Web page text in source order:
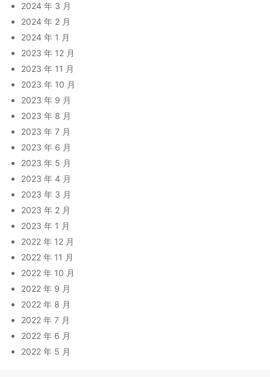
2024 年 3 月
2024 年 2 月
2024 年 1 月
2023 年 12 月
2023 年 11 月
2023 年 10 月
2023 年 9 月
2023 年 8 月
2023 年 7 月
2023 年 6 月
2023 年 5 月
2023 年 4 月
2023 年 3 月
2023 年 2 月
2023 年 1 月
2022 年 12 月
2022 年 11 月
2022 年 10 月
2022 年 9 月
2022 年 8 月
2022 年 7 月
2022 年 6 月
2022 年 5 月